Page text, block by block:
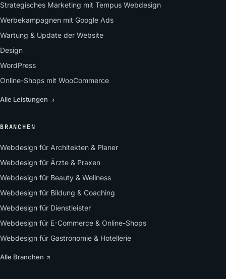
Strategisches Marketing mit Tempus Webdesign
Werbekampagnen mit Google Ads
Wartung & Update der Website
Design
WordPress
Online-Shops mit WooCommerce
Alle Leistungen
BRANCHEN
Webdesign für Architekten & Planer
Webdesign für Ärzte & Praxen
Webdesign für Beauty & Wellness
Webdesign für Bildung & Coaching
Webdesign für Dienstleister
Webdesign für E-Commerce & Online-Shops
Webdesign für Gastronomie & Hotellerie
Alle Branchen